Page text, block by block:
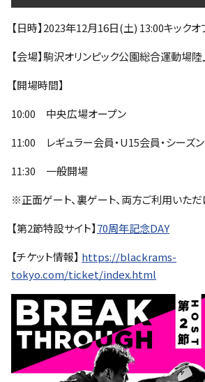
【日時】2023年12月16日(土) 13:00キックオ
【会場】駒沢オリンピック公園総合運動場
【開場時間】
10:00 中央広場オープン
11:00 レギュラー会員・U15会員・シーズ
11:30 一般開場
※正面ゲート、裏ゲート、両方ご利用いた
【第2節特設サイト】70周年記念DAY
【チケット情報】 https://blackrams-
tokyo.com/ticket/index.html